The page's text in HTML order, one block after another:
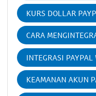
KURS DOLLAR
CARA
INTEGRASI PAYPAL
KEAMANAN AKUN